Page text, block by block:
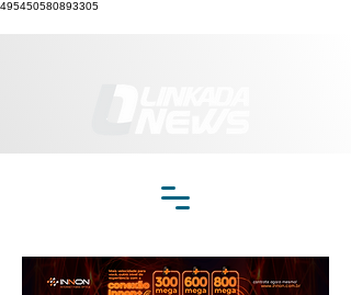
495450580893305